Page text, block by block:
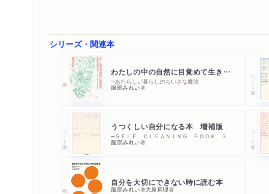
シリーズ・関連本
わたしの中の自然に目覚めて生きるのです
─あたらしい暮らしのちいさな魔法
服部みれい著
ちくま文庫
ちくま文庫 うつくしい自分になる本 増補版
─ＳＥＬＦ ＣＬＥＡＮＩＮＧ ＢＯＯＫ ３
服部みれい著
ちくま文庫
自分を大切にできない時に読む本
服部みれい著大原扁理著